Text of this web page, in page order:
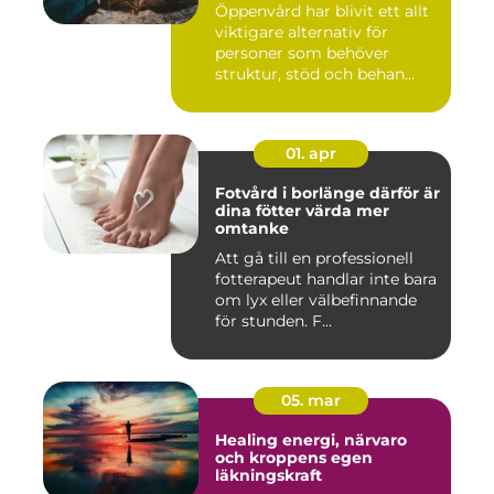
Öppenvård har blivit ett allt
viktigare alternativ för
personer som behöver
struktur, stöd och behan...
01. apr
Fotvård i borlänge därför är
dina fötter värda mer
omtanke
Att gå till en professionell
fotterapeut handlar inte bara
om lyx eller välbefinnande
för stunden. F...
05. mar
Healing energi, närvaro
och kroppens egen
läkningskraft